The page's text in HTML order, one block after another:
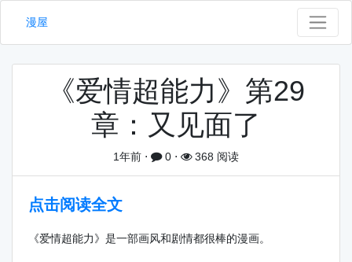
漫屋
《爱情超能力》第29
章：又见面了
1年前 ⋅ 0 ⋅ 368 阅读
点击阅读全文
《爱情超能力》是一部画风和剧情都很棒的漫画。